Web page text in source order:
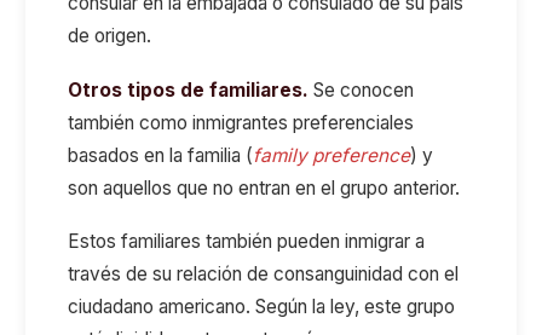
de origen.
Otros tipos de familiares. Se conocen
también como inmigrantes preferenciales
basados en la familia (family preference) y
son aquellos que no entran en el grupo anterior.
Estos familiares también pueden inmigrar a
través de su relación de consanguinidad con el
ciudadano americano. Según la ley, este grupo